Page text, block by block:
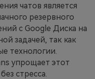
чатов является
резервного
с Google Диска на
задачей, так как
технологии.
упрощает этот
стресса.